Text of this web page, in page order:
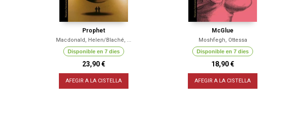
Prophet
Macdonald, Helen/Blaché, ...
Disponible en 7 dies
23,90 €
AFEGIR A LA CISTELLA
McGlue
Moshfegh, Ottessa
Disponible en 7 dies
18,90 €
AFEGIR A LA CISTELLA